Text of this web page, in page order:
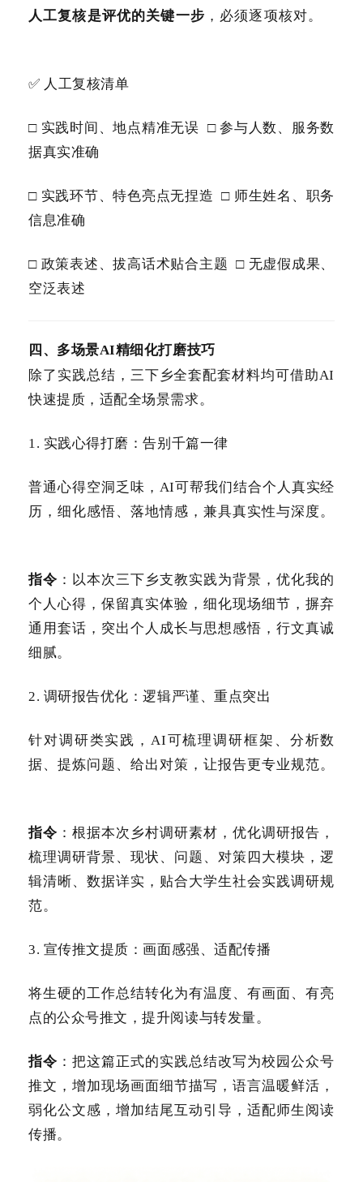
人工复核是评优的关键一步 ，必须逐项核对。
✅ 人工复核清单
□ 实践时间、地点精准无误 □ 参与人数、服务数
据真实准确
□ 实践环节、特色亮点无捏造 □ 师生姓名、职务
信息准确
□ 政策表述、拔高话术贴合主题 □ 无虚假成果、
空泛表述
四、多场景AI精细化打磨技巧
除了实践总结，三下乡全套配套材料均可借助AI
快速提质，适配全场景需求。
1. 实践心得打磨：告别千篇一律
普通心得空洞乏味，AI可帮我们结合个人真实经
历，细化感悟、落地情感，兼具真实性与深度。
指令 ：以本次三下乡支教实践为背景，优化我的
个人心得，保留真实体验，细化现场细节，摒弃
通用套话，突出个人成长与思想感悟，行文真诚
细腻。
2. 调研报告优化：逻辑严谨、重点突出
针对调研类实践，AI可梳理调研框架、分析数
据、提炼问题、给出对策，让报告更专业规范。
指令 ：根据本次乡村调研素材，优化调研报告，
梳理调研背景、现状、问题、对策四大模块，逻
辑清晰、数据详实，贴合大学生社会实践调研规
范。
3. 宣传推文提质：画面感强、适配传播
将生硬的工作总结转化为有温度、有画面、有亮
点的公众号推文，提升阅读与转发量。
指令 ：把这篇正式的实践总结改写为校园公众号
推文，增加现场画面细节描写，语言温暖鲜活，
弱化公文感，增加结尾互动引导，适配师生阅读
传播。